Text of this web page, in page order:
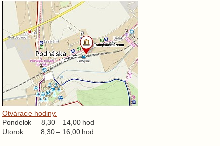
Otváracie hodiny:
Pondelok 8,30 – 14,00 hod
Utorok 8,30 – 16,00 hod